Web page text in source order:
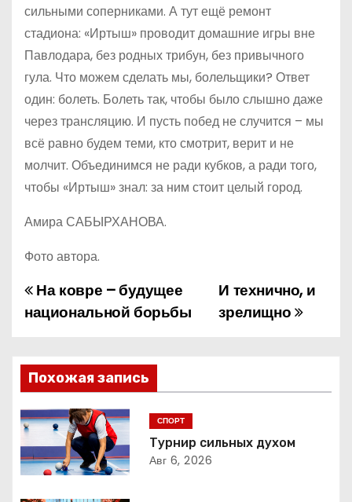
сильными соперниками. А тут ещё ремонт
стадиона: «Иртыш» проводит домашние игры вне
Павлодара, без родных трибун, без привычного
гула. Что можем сделать мы, болельщики? Ответ
один: болеть. Болеть так, чтобы было слышно даже
через трансляцию. И пусть побед не случится – мы
всё равно будем теми, кто смотрит, верит и не
молчит. Объединимся не ради кубков, а ради того,
чтобы «Иртыш» знал: за ним стоит целый город.
Амира САБЫРХАНОВА.
Фото автора.
Н
в
и
г
а
ц
И технично, и
зрелищно
На ковре – будущее
национальной борьбы
Похожая запись
СПОРТ
Турнир сильных духом
Авг 6, 2026